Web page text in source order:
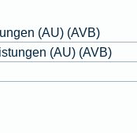
(AU) (AVB)
(AU) (AVB)